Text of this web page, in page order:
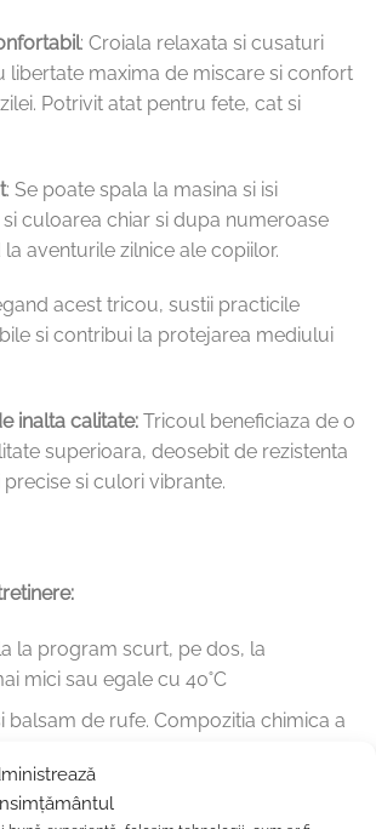
: Croiala relaxata si cusaturi
libertate maxima de miscare si confort
Potrivit atat pentru fete, cat si
: Se poate spala la masina si isi
culoarea chiar si dupa numeroase
aventurile zilnice ale copiilor.
acest tricou, sustii practicile
si contribui la protejarea mediului
inalta calitate: Tricoul beneficiaza de o
superioara, deosebit de rezistenta
si culori vibrante.
la program scurt, pe dos, la
mici sau egale cu 40˚C
balsam de rufe. Compozitia chimica a
dos, fara aburi deasupra printului